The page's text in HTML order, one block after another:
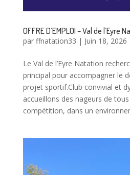
OFFRE D’EMPLOI – Val de l’Eyre
par ffnatation33 | Juin 18, 2026
Le Val de l’Eyre Natation
principal pour accompagner le
projet sportif.Club convivial et
accueillons des nageurs de
compétition, dans un